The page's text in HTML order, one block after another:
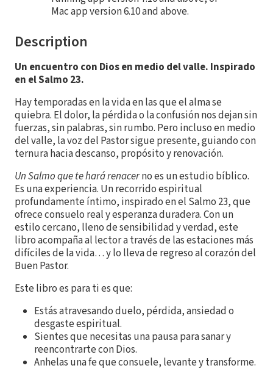
Mac app version 6.10 and above.
Description
Un encuentro con Dios en medio del valle. Inspirado
en el Salmo 23.
Hay temporadas en la vida en las que el alma se
quiebra. El dolor, la pérdida o la confusión nos dejan sin
fuerzas, sin palabras, sin rumbo. Pero incluso en medio
del valle, la voz del Pastor sigue presente, guiando con
ternura hacia descanso, propósito y renovación.
Un Salmo que te hará renacerno es un estudio bíblico.
Es una experiencia. Un recorrido espiritual
profundamente íntimo, inspirado en el Salmo 23, que
ofrece consuelo real y esperanza duradera. Con un
estilo cercano, lleno de sensibilidad y verdad, este
libro acompaña al lector a través de las estaciones más
difíciles de la vida… y lo lleva de regreso al corazón del
Buen Pastor.
Este libro es para ti es que:
Estás atravesando duelo, pérdida, ansiedad o
desgaste espiritual.
Sientes que necesitas una pausa para sanar y
reencontrarte con Dios.
Anhelas una fe que consuele, levante y transforme.